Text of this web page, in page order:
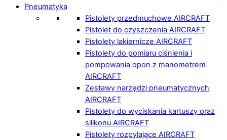
Pneumatyka
Pistolety przedmuchowe AIRCRAFT
Pistolet do czyszczenia AIRCRAFT
Pistolety lakiernicze AIRCRAFT
Pistolety do pomiaru ciśnienia i
pompowania opon z manometrem
AIRCRAFT
Zestawy narzędzi pneumatycznych
AIRCRAFT
Pistolety do wyciskania kartuszy oraz
silikonu AIRCRAFT
Pistolety rozpylające AIRCRAFT